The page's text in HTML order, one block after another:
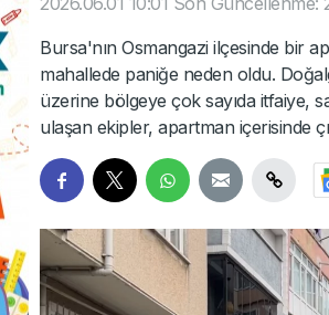
Bursa'nın Osmangazi ilçesinde bir
mahallede paniğe neden oldu.
üzerine bölgeye çok sayıda itfaiye,
ulaşan ekipler, apartman içerisinde